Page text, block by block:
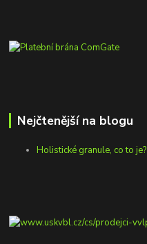
Nejčtenější na blogu
Holistické granule, co to je?